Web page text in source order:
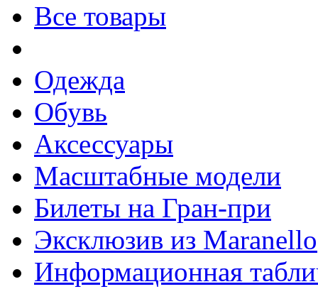
Все товары
Одежда
Обувь
Аксессуары
Масштабные модели
Билеты на Гран-при
Эксклюзив из Maranello
Информационная